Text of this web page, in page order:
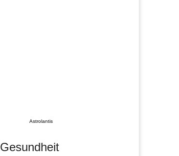
Astrolantis
Gesundheit